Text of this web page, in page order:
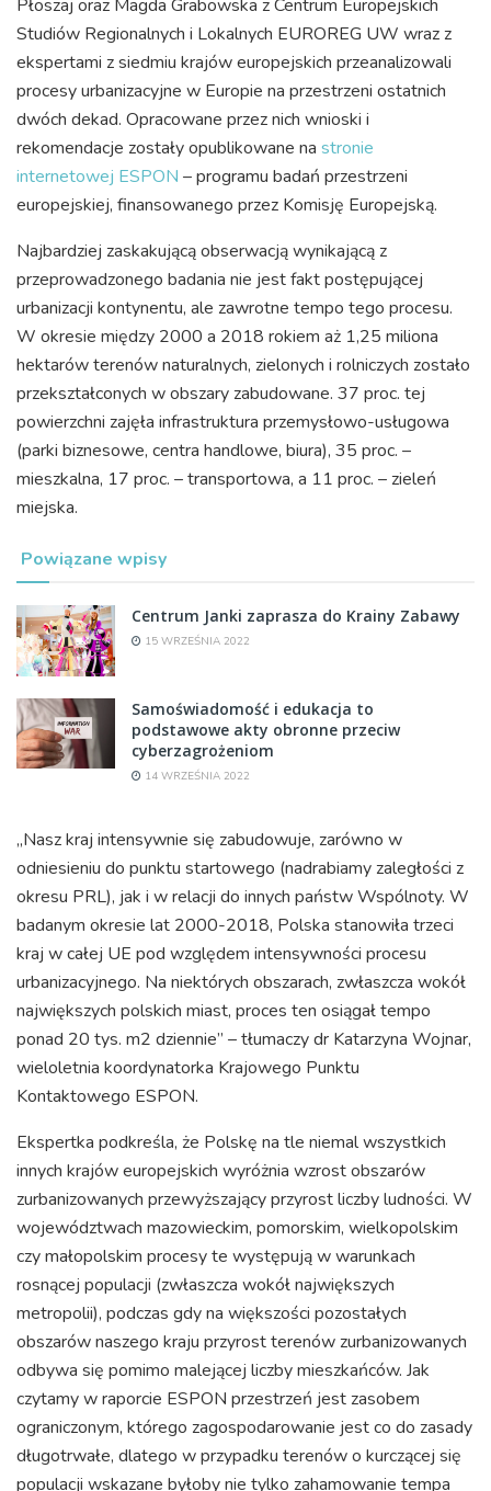
Płoszaj oraz Magda Grabowska z Centrum Europejskich
Studiów Regionalnych i Lokalnych EUROREG UW wraz z
ekspertami z siedmiu krajów europejskich przeanalizowali
procesy urbanizacyjne w Europie na przestrzeni ostatnich
dwóch dekad. Opracowane przez nich wnioski i
rekomendacje zostały opublikowane na stronie
internetowej ESPON – programu badań przestrzeni
europejskiej, finansowanego przez Komisję Europejską.
Najbardziej zaskakującą obserwacją wynikającą z
przeprowadzonego badania nie jest fakt postępującej
urbanizacji kontynentu, ale zawrotne tempo tego procesu.
W okresie między 2000 a 2018 rokiem aż 1,25 miliona
hektarów terenów naturalnych, zielonych i rolniczych zostało
przekształconych w obszary zabudowane. 37 proc. tej
powierzchni zajęła infrastruktura przemysłowo-usługowa
(parki biznesowe, centra handlowe, biura), 35 proc. –
mieszkalna, 17 proc. – transportowa, a 11 proc. – zieleń
miejska.
Powiązane wpisy
Centrum Janki zaprasza do Krainy Zabawy
15 WRZEŚNIA 2022
Samoświadomość i edukacja to
podstawowe akty obronne przeciw
cyberzagrożeniom
14 WRZEŚNIA 2022
„Nasz kraj intensywnie się zabudowuje, zarówno w
odniesieniu do punktu startowego (nadrabiamy zaległości z
okresu PRL), jak i w relacji do innych państw Wspólnoty. W
badanym okresie lat 2000-2018, Polska stanowiła trzeci
kraj w całej UE pod względem intensywności procesu
urbanizacyjnego. Na niektórych obszarach, zwłaszcza wokół
największych polskich miast, proces ten osiągał tempo
ponad 20 tys. m2 dziennie” – tłumaczy dr Katarzyna Wojnar,
wieloletnia koordynatorka Krajowego Punktu
Kontaktowego ESPON.
Ekspertka podkreśla, że Polskę na tle niemal wszystkich
innych krajów europejskich wyróżnia wzrost obszarów
zurbanizowanych przewyższający przyrost liczby ludności. W
województwach mazowieckim, pomorskim, wielkopolskim
czy małopolskim procesy te występują w warunkach
rosnącej populacji (zwłaszcza wokół największych
metropolii), podczas gdy na większości pozostałych
obszarów naszego kraju przyrost terenów zurbanizowanych
odbywa się pomimo malejącej liczby mieszkańców. Jak
czytamy w raporcie ESPON przestrzeń jest zasobem
ograniczonym, którego zagospodarowanie jest co do zasady
długotrwałe, dlatego w przypadku terenów o kurczącej się
populacji wskazane byłoby nie tylko zahamowanie tempa